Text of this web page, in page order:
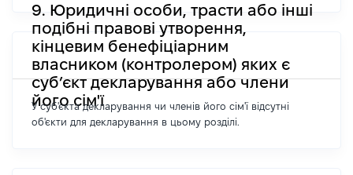
9. Юридичні особи, трасти або інші
подібні правові утворення,
кінцевим бенефіціарним
власником (контролером) яких є
суб’єкт декларування або члени
його сім'ї
У суб'єкта декларування чи членів його сім'ї відсутні
об'єкти для декларування в цьому розділі.